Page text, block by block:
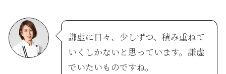
謙虚に日々、少しずつ、積み重ねて
いくしかないと思っています。謙虚
でいたいものですね。